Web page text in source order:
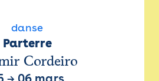
danse
Parterre
Cordeiro